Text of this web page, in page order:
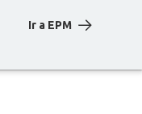
Ir a EPM